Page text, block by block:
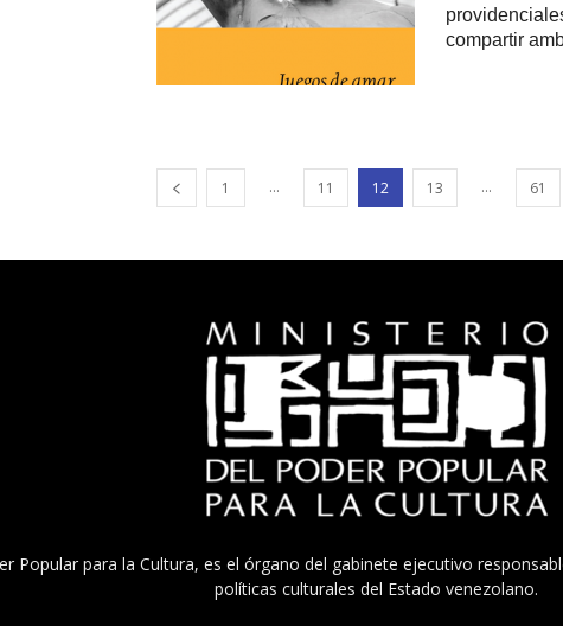
compartir
1 ... 11 12 13 ... 61
Popular para la Cultura, es el órgano del gabinete ejecutivo
políticas culturales del Estado venezolano.